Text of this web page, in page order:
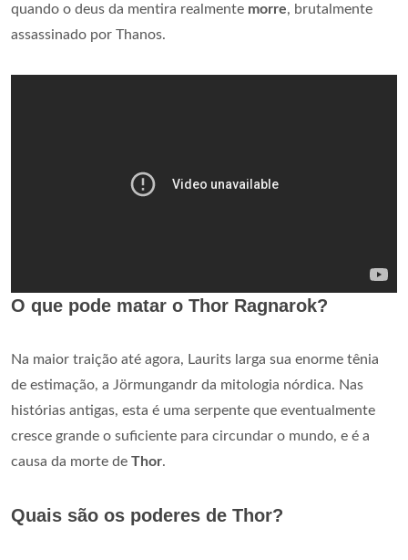
quando o deus da mentira realmente morre, brutalmente
assassinado por Thanos.
O que pode matar o Thor Ragnarok?
Na maior traição até agora, Laurits larga sua enorme tênia
de estimação, a Jörmungandr da mitologia nórdica. Nas
histórias antigas, esta é uma serpente que eventualmente
cresce grande o suficiente para circundar o mundo, e é a
causa da morte de Thor.
Quais são os poderes de Thor?